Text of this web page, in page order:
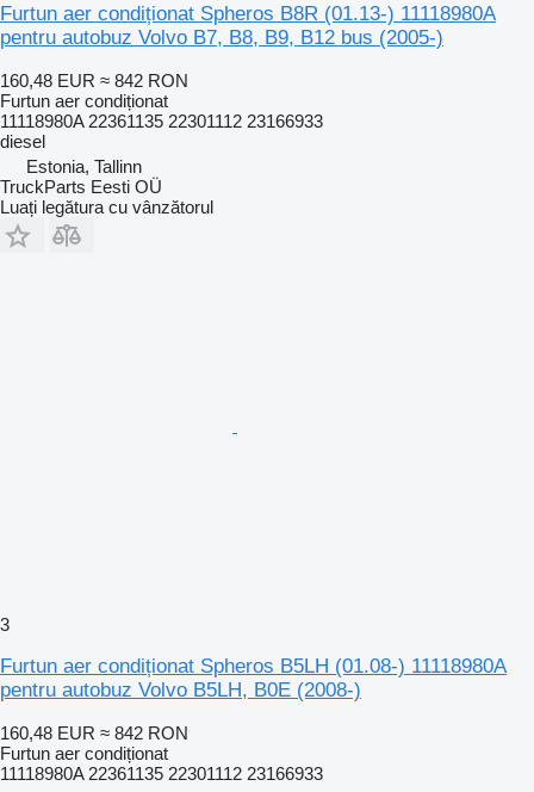
Furtun aer condiționat Spheros B8R (01.13-) 11118980A
pentru autobuz Volvo B7, B8, B9, B12 bus (2005-)
160,48 EUR ≈ 842 RON
Furtun aer condiționat
11118980A 22361135 22301112 23166933
diesel
Estonia, Tallinn
TruckParts Eesti OÜ
Luați legătura cu vânzătorul
3
Furtun aer condiționat Spheros B5LH (01.08-) 11118980A
pentru autobuz Volvo B5LH, B0E (2008-)
160,48 EUR ≈ 842 RON
Furtun aer condiționat
11118980A 22361135 22301112 23166933